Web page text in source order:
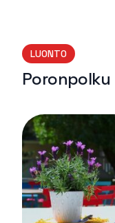
LUONTO
Poronpolku